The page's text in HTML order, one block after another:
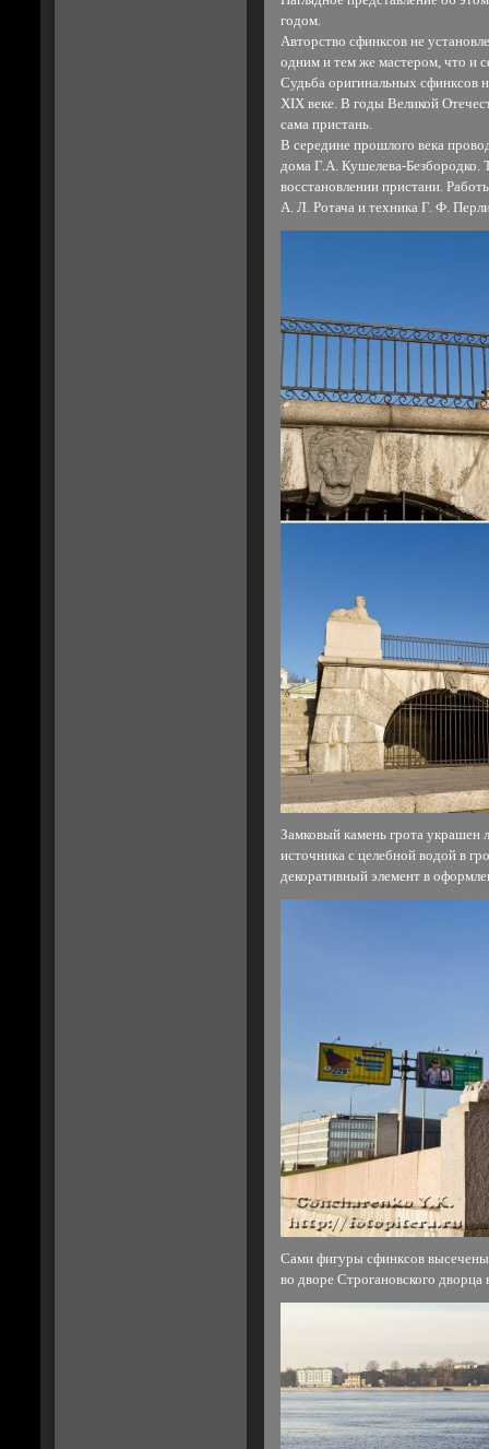
годом.
Авторство сфинксов не
одним и тем же мастером, что и
Судьба оригинальных сфинксов
XIX веке. В годы Великой
сама пристань.
В середине прошлого века
дома Г.А. Кушелева-Безбородко.
восстановлении пристани.
А. Л. Ротача и техника Г. Ф.
Замковый камень грота украшен
источника с целебной водой в
декоративный элемент в
Сами фигуры сфинксов высечены
во дворе Строгановского дворца